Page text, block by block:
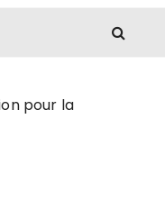
pour la